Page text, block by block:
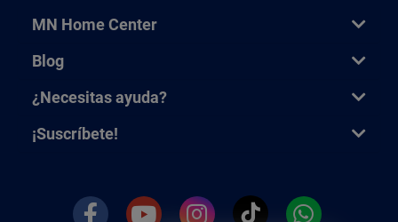
MN Home Center
Blog
¿Necesitas ayuda?
¡Suscríbete!